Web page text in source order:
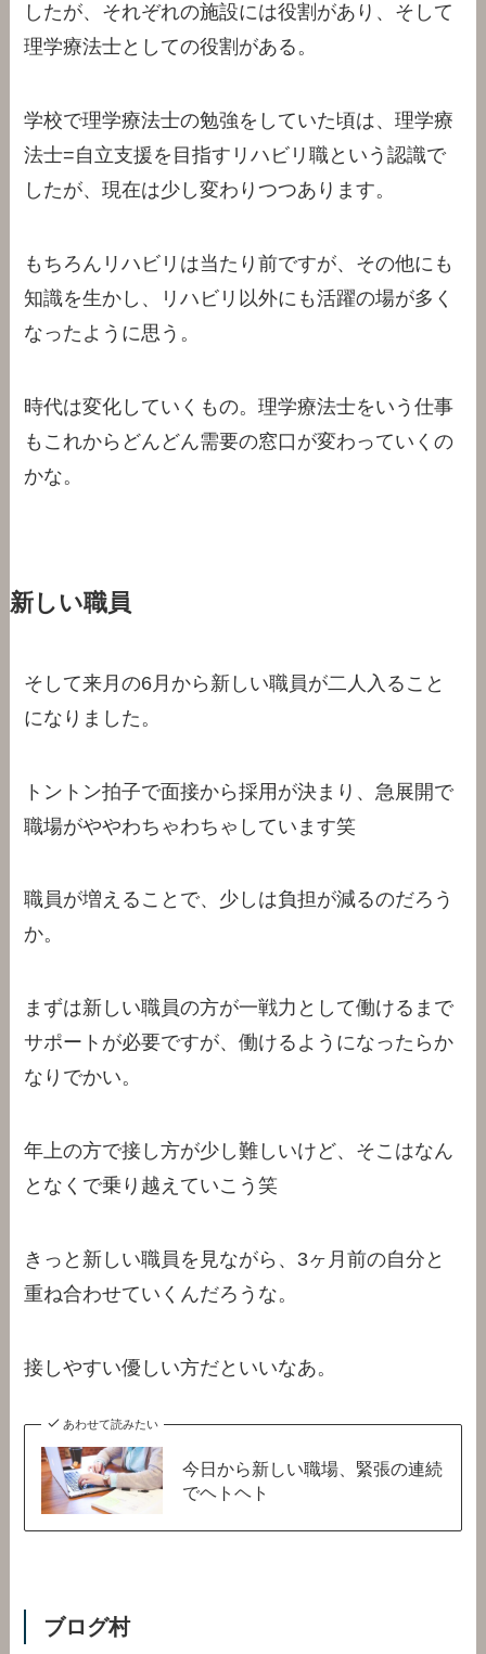
したが、それぞれの施設には役割があり、そして
理学療法士としての役割がある。
学校で理学療法士の勉強をしていた頃は、理学療
法士=自立支援を目指すリハビリ職という認識で
したが、現在は少し変わりつつあります。
もちろんリハビリは当たり前ですが、その他にも
知識を生かし、リハビリ以外にも活躍の場が多く
なったように思う。
時代は変化していくもの。理学療法士をいう仕事
もこれからどんどん需要の窓口が変わっていくの
かな。
新しい職員
そして来月の6月から新しい職員が二人入ること
になりました。
トントン拍子で面接から採用が決まり、急展開で
職場がややわちゃわちゃしています笑
職員が増えることで、少しは負担が減るのだろう
か。
まずは新しい職員の方が一戦力として働けるまで
サポートが必要ですが、働けるようになったらか
なりでかい。
年上の方で接し方が少し難しいけど、そこはなん
となくで乗り越えていこう笑
きっと新しい職員を見ながら、3ヶ月前の自分と
重ね合わせていくんだろうな。
接しやすい優しい方だといいなあ。
あわせて読みたい
今日から新しい職場、緊張の連続
でヘトヘト
ブログ村